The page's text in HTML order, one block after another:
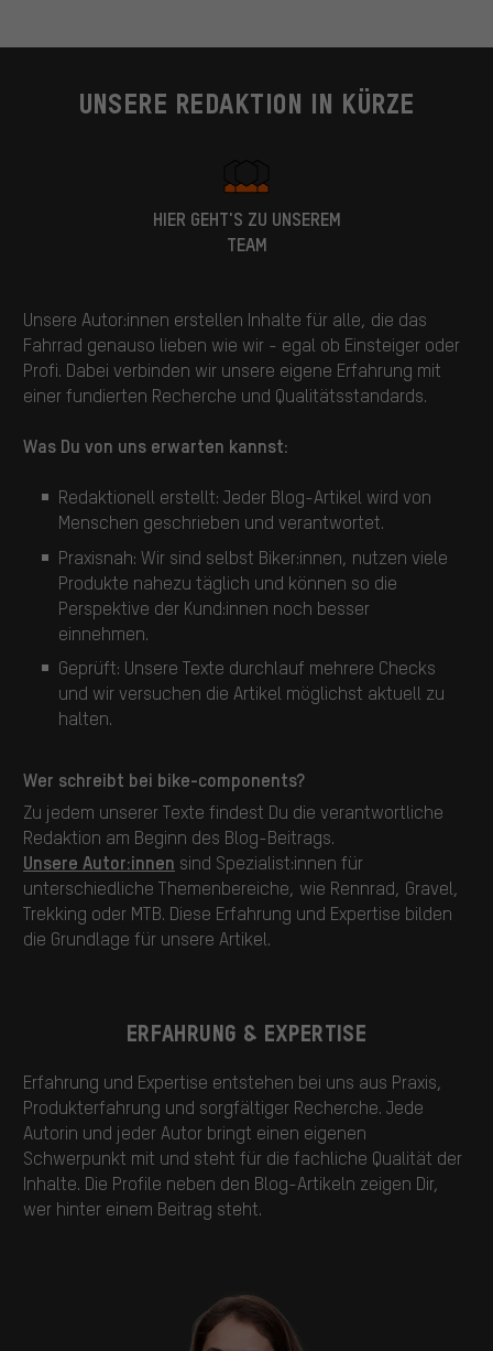
UNSERE REDAKTION IN KÜRZE
HIER GEHT'S ZU UNSEREM
TEAM
Unsere Autor:innen erstellen Inhalte für alle, die das
Fahrrad genauso lieben wie wir - egal ob Einsteiger oder
Profi. Dabei verbinden wir unsere eigene Erfahrung mit
einer fundierten Recherche und Qualitätsstandards.
Was Du von uns erwarten kannst:
Redaktionell erstellt: Jeder Blog-Artikel wird von
Menschen geschrieben und verantwortet.
Praxisnah: Wir sind selbst Biker:innen, nutzen viele
Produkte nahezu täglich und können so die
Perspektive der Kund:innen noch besser
einnehmen.
Geprüft: Unsere Texte durchlauf mehrere Checks
und wir versuchen die Artikel möglichst aktuell zu
halten.
Wer schreibt bei bike-components?
Zu jedem unserer Texte findest Du die verantwortliche
Redaktion am Beginn des Blog-Beitrags.
Unsere Autor:innen sind Spezialist:innen für
unterschiedliche Themenbereiche, wie Rennrad, Gravel,
Trekking oder MTB. Diese Erfahrung und Expertise bilden
die Grundlage für unsere Artikel.
ERFAHRUNG & EXPERTISE
Erfahrung und Expertise entstehen bei uns aus Praxis,
Produkterfahrung und sorgfältiger Recherche. Jede
Autorin und jeder Autor bringt einen eigenen
Schwerpunkt mit und steht für die fachliche Qualität der
Inhalte. Die Profile neben den Blog-Artikeln zeigen Dir,
wer hinter einem Beitrag steht.